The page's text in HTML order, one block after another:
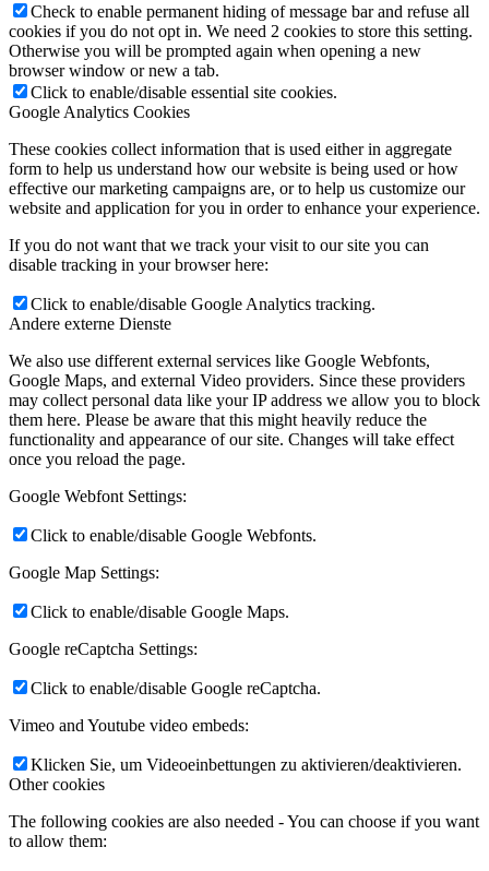
Check to enable permanent hiding of message bar and refuse all
cookies if you do not opt in. We need 2 cookies to store this setting.
Otherwise you will be prompted again when opening a new
browser window or new a tab.
Click to enable/disable essential site cookies.
Google Analytics Cookies
These cookies collect information that is used either in aggregate
form to help us understand how our website is being used or how
effective our marketing campaigns are, or to help us customize our
website and application for you in order to enhance your experience.
If you do not want that we track your visit to our site you can
disable tracking in your browser here:
Click to enable/disable Google Analytics tracking.
Andere externe Dienste
We also use different external services like Google Webfonts,
Google Maps, and external Video providers. Since these providers
may collect personal data like your IP address we allow you to block
them here. Please be aware that this might heavily reduce the
functionality and appearance of our site. Changes will take effect
once you reload the page.
Google Webfont Settings:
Click to enable/disable Google Webfonts.
Google Map Settings:
Click to enable/disable Google Maps.
Google reCaptcha Settings:
Click to enable/disable Google reCaptcha.
Vimeo and Youtube video embeds:
Klicken Sie, um Videoeinbettungen zu aktivieren/deaktivieren.
Other cookies
The following cookies are also needed - You can choose if you want
to allow them: